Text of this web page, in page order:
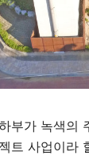
부가 녹색의
트 사업이라